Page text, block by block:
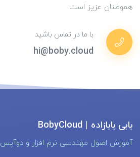
بابی بابازاده | BobyCloud
آموزش اصول مهندسی نرم افزار و دوآپس
هموطنان عزیز است.
با ما در تماس باشید
hi@boby.cloud